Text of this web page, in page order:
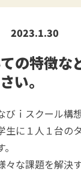
2023.1.30
の特徴な
い。
びｉスクール構
生に１人１台の
々な課題を解決